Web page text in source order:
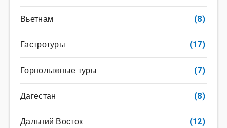
Вьетнам (8)
Гастротуры (17)
Горнолыжные туры (7)
Дагестан (8)
Дальний Восток (12)